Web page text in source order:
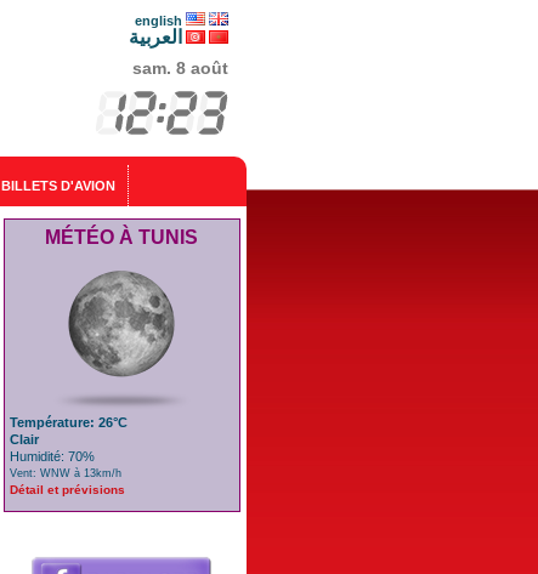
english
العربية
sam. 8 août
BILLETS D'AVION
MÉTÉO À TUNIS
Température: 26°C
Clair
Humidité: 70%
Vent: WNW à 13km/h
Détail et prévisions